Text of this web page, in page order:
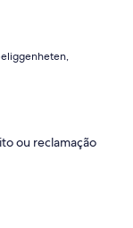
ou reclamação